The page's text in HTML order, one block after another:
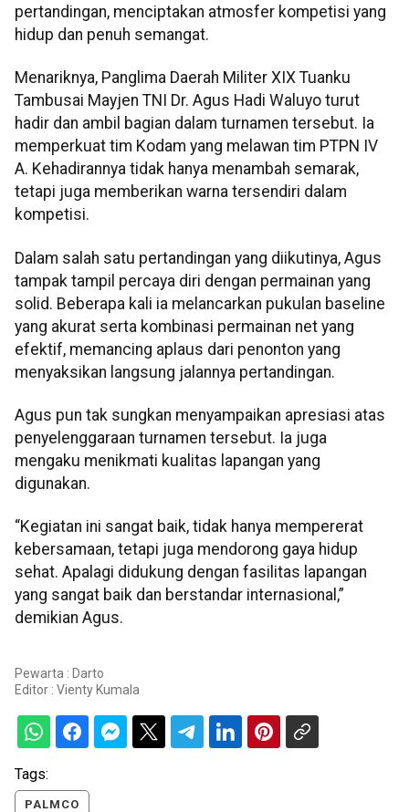
pertandingan, menciptakan atmosfer kompetisi yang
hidup dan penuh semangat.
Menariknya, Panglima Daerah Militer XIX Tuanku
Tambusai Mayjen TNI Dr. Agus Hadi Waluyo turut
hadir dan ambil bagian dalam turnamen tersebut. Ia
memperkuat tim Kodam yang melawan tim PTPN IV
A. Kehadirannya tidak hanya menambah semarak,
tetapi juga memberikan warna tersendiri dalam
kompetisi.
Dalam salah satu pertandingan yang diikutinya, Agus
tampak tampil percaya diri dengan permainan yang
solid. Beberapa kali ia melancarkan pukulan baseline
yang akurat serta kombinasi permainan net yang
efektif, memancing aplaus dari penonton yang
menyaksikan langsung jalannya pertandingan.
Agus pun tak sungkan menyampaikan apresiasi atas
penyelenggaraan turnamen tersebut. Ia juga
mengaku menikmati kualitas lapangan yang
digunakan.
“Kegiatan ini sangat baik, tidak hanya mempererat
kebersamaan, tetapi juga mendorong gaya hidup
sehat. Apalagi didukung dengan fasilitas lapangan
yang sangat baik dan berstandar internasional,”
demikian Agus.
Pewarta : Darto
Editor : Vienty Kumala
Tags:
PALMCO